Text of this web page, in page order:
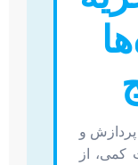
پردازش و
کمی، از